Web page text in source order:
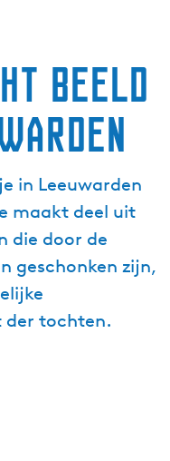
beeld
in Leeuwarden
maakt deel uit
die door de
geschonken zijn,
der tochten.